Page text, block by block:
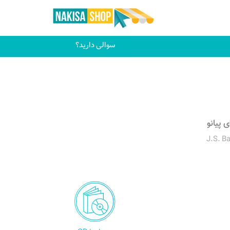
سوالی دارید؟
پیانو
J.S.